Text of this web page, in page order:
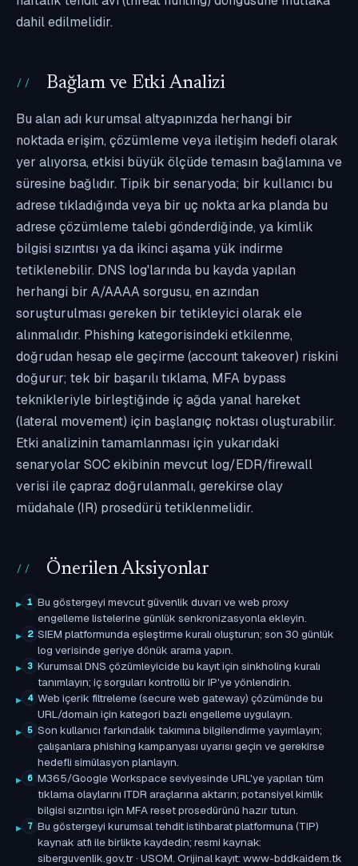
dahil edilmelidir.
Bağlam ve Etki Analizi
Bu alan adı kurumsal altyapınızda herhangi bir
noktada erişim, çözümleme veya iletişim hedefi olarak
yer alıyorsa, etkisi büyük ölçüde temasın bağlamına ve
süresine bağlıdır. Tipik bir senaryoda; bir kullanıcı bu
adrese tıkladığında veya bir uç nokta arka planda bu
adrese çözümleme talebi gönderdiğinde, ya kimlik
bilgisi sızıntısı ya da ikinci aşama yük indirme
tetiklenebilir. DNS log'larında bu kayda yapılan
herhangi bir A/AAAA sorgusu, en azından
soruşturulması gereken bir tetikleyici olarak ele
alınmalıdır. Phishing kategorisindeki etkilenme,
doğrudan hesap ele geçirme (account takeover) riskini
doğurur; tek bir başarılı tıklama, MFA bypass
teknikleriyle birleştiğinde iç ağda yanal hareket
(lateral movement) için başlangıç noktası oluşturabilir.
Etki analizinin tamamlanması için yukarıdaki
senaryolar SOC ekibinin mevcut log/EDR/firewall
verisi ile çapraz doğrulanmalı, gerekirse olay
müdahale (IR) prosedürü tetiklenmelidir.
Önerilen Aksiyonlar
1 Bu göstergeyi mevcut güvenlik duvarı ve web proxy
engelleme listelerine günlük senkronizasyonla ekleyin.
2 SIEM platformunda eşleştirme kuralı oluşturun; son 30 günlük
log verisinde geriye dönük arama yapın.
3 Kurumsal DNS çözümleyicide bu kayıt için sinkholing kuralı
tanımlayın; iç sorguları kontrollü bir IP'ye yönlendirin.
4 Web içerik filtreleme (secure web gateway) çözümünde bu
URL/domain için kategori bazlı engelleme uygulayın.
5 Son kullanıcı farkındalık takımına bilgilendirme yayımlayın;
çalışanlara phishing kampanyası uyarısı geçin ve gerekirse
hedefli simülasyon planlayın.
6 M365/Google Workspace seviyesinde URL'ye yapılan tüm
tıklama olaylarını ITDR araçlarına aktarın; potansiyel kimlik
bilgisi sızıntısı için MFA reset prosedürünü hazır tutun.
7 Bu göstergeyi kurumsal tehdit istihbarat platformuna (TIP)
kaynak atfı ile birlikte kaydedin; resmi kaynak:
siberguvenlik.gov.tr · USOM. Orijinal kayıt: www-bddkaidem.tk